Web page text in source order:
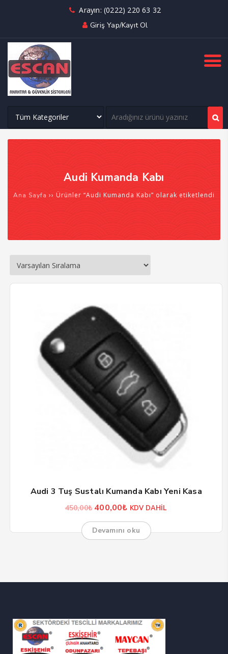
Arayın: (0222) 220 63 32
Giriş Yap/Kayıt Ol
Audi Kumanda Kabı
Ana Sayfa ›› Ürünler “Audi Kumanda Kabı” olarak etiketlendi
Audi 3 Tuş Sustalı Kumanda Kabı Yeni Kasa
450,00₺ Orijinal
fiyat:
450,00₺.
400,00₺ Şu
andaki
fiyat:
400,00₺.
KDV DAHİL
Devamını oku